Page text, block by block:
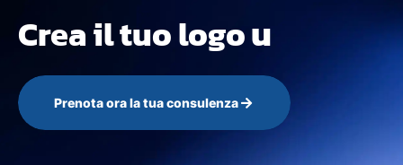
Crea il tuo logou
Prenota ora la tua consulenza